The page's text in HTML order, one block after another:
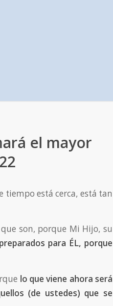
el mayor
tiempo está cerca, está tan
son, porque Mi Hijo, su
para ÉL, porque
lo que viene ahora será
(de ustedes) que se